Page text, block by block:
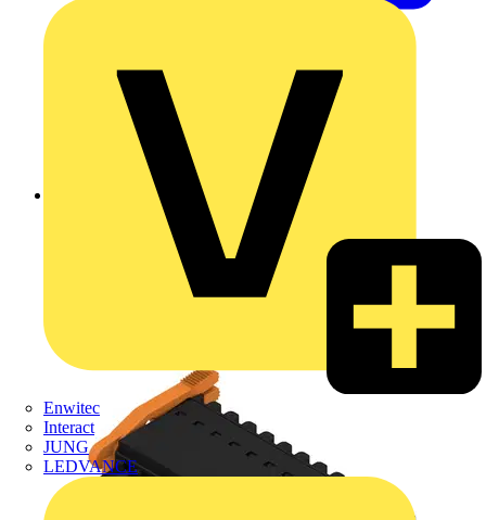
Enwitec
Interact
JUNG
LEDVANCE
Zurück zu Produkte